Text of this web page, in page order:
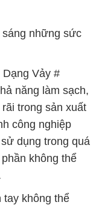
những sức
Vảy #
năng làm sạch,
trong sản xuất
công nghiệp
dụng trong quá
không thể
tay không thể